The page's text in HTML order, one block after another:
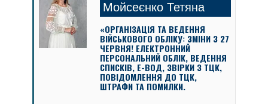
Мойсеєнко Тетяна
«ОРГАНІЗАЦІЯ ТА ВЕДЕННЯ
ВІЙСЬКОВОГО ОБЛІКУ: ЗМІНИ З 27
ЧЕРВНЯ! ЕЛЕКТРОННИЙ
ПЕРСОНАЛЬНИЙ ОБЛІК, ВЕДЕННЯ
СПИСКІВ, Е-ВОД, ЗВІРКИ З ТЦК,
ПОВІДОМЛЕННЯ ДО ТЦК,
ШТРАФИ ТА ПОМИЛКИ.